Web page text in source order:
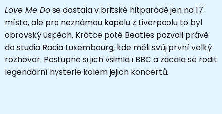
Love Me Dose dostala v britské hitparádě jen na 17.
místo, ale pro neznámou kapelu z Liverpoolu to byl
obrovský úspěch. Krátce poté Beatles pozvali právě
do studia Radia Luxembourg, kde měli svůj první velký
rozhovor. Postupně si jich všimla i BBC a začala se rodit
legendární hysterie kolem jejich koncertů.